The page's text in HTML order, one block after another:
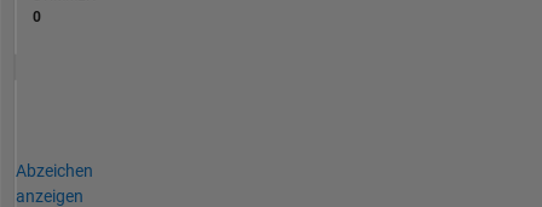
0
Abzeichen
anzeigen